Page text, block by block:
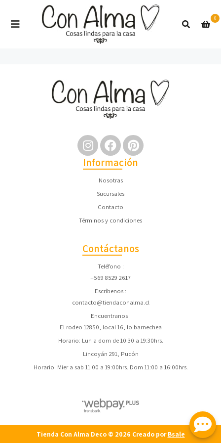
0
Información
Nosotras
Sucursales
Contacto
Términos y condiciones
Contáctanos
Teléfono
+569 8529 2617
Escríbenos
contacto@tiendaconalma.cl
Encuentranos
El rodeo 12850, local 16, lo barnechea
Horario: Lun a dom de 10:30 a 19:30hrs.
Lincoyán 291, Pucón
Horario: Mier a sab 11:00 a 19:00hrs. Dom 11:00 a 16:00hrs.
Tienda Con Alma Deco © 2026 Creado porBsale